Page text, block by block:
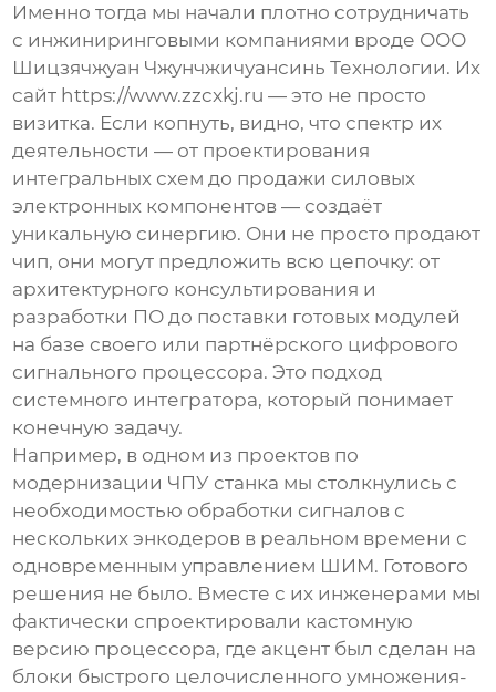
Именно тогда мы начали плотно сотрудничать
с инжиниринговыми компаниями вроде ООО
Шицзячжуан Чжунчжичуансинь Технологии. Их
сайт https://www.zzcxkj.ru — это не просто
визитка. Если копнуть, видно, что спектр их
деятельности — от проектирования
интегральных схем до продажи силовых
электронных компонентов — создаёт
уникальную синергию. Они не просто продают
чип, они могут предложить всю цепочку: от
архитектурного консультирования и
разработки ПО до поставки готовых модулей
на базе своего или партнёрского цифрового
сигнального процессора. Это подход
системного интегратора, который понимает
конечную задачу.
Например, в одном из проектов по
модернизации ЧПУ станка мы столкнулись с
необходимостью обработки сигналов с
нескольких энкодеров в реальном времени с
одновременным управлением ШИМ. Готового
решения не было. Вместе с их инженерами мы
фактически спроектировали кастомную
версию процессора, где акцент был сделан на
блоки быстрого целочисленного умножения-